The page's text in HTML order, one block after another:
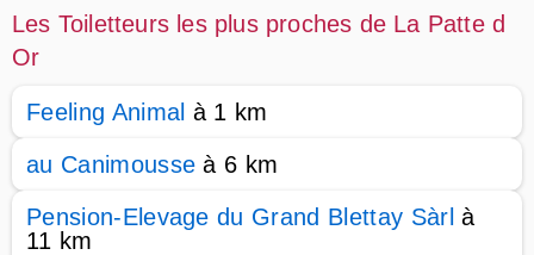
Les Toiletteurs les plus proches de La Patte d
Or
Feeling Animal à 1 km
au Canimousse à 6 km
Pension-Elevage du Grand Blettay Sàrl à
11 km